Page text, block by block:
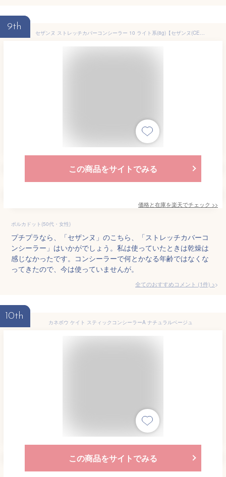
9th
セザンヌ ストレッチカバーコンシーラー 10 ライト系(8g)【セザンヌ(CEZANNE)】
この商品をサイトでみる
価格と在庫を楽天でチェック >>
ポルカドット(50代・女性)
プチプラなら、「セザンヌ」のこちら、「ストレッチカバーコ
ンシーラー」はいかがでしょう。私は使っていたときは乾燥は
感じなかったです。コンシーラーで何とかなる年齢ではなくな
ってきたので、今は使っていませんが。
全てのおすすめコメント (1件) >
10th
カネボウ ケイト スティックコンシーラーA ナチュラルベージュ
この商品をサイトでみる